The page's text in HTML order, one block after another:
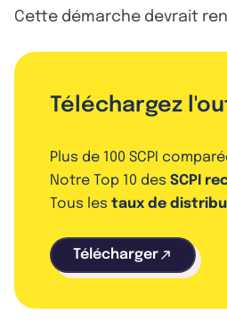
Cette démarche devrait
Téléchargez
Plus de 100 SCPI
Notre Top 10 des SCPI
Tous les taux de
Télécharger